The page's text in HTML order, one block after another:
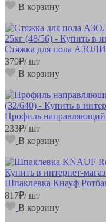
В корзину
Стяжка для пола
379₽/ шт
В корзину
Профиль
233₽/ шт
В корзину
Шпаклевка Кнауф
817₽/ шт
В корзину